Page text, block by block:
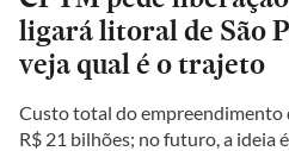
ligará litoral de São
veja qual é o trajeto
Custo total do empreendimento
R$ 21 bilhões; no futuro, a ideia